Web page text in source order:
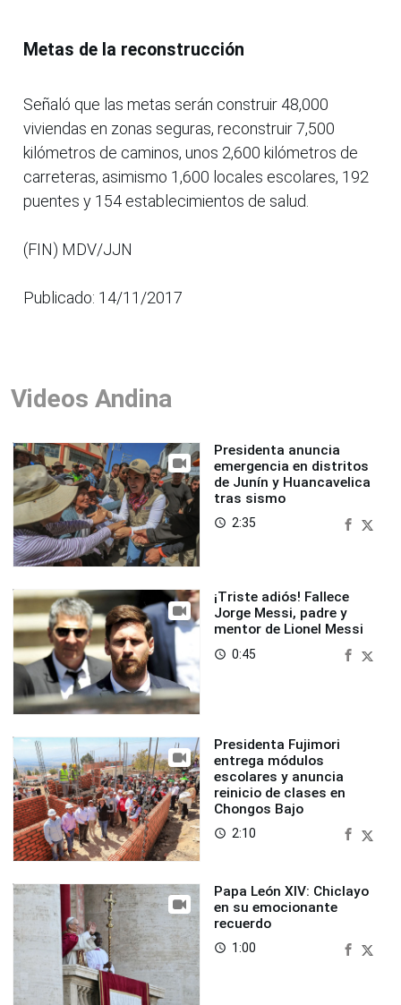
Metas de la reconstrucción
Señaló que las metas serán construir 48,000
viviendas en zonas seguras, reconstruir 7,500
kilómetros de caminos, unos 2,600 kilómetros de
carreteras, asimismo 1,600 locales escolares, 192
puentes y 154 establecimientos de salud.
(FIN) MDV/JJN
Publicado: 14/11/2017
Videos Andina
Presidenta anuncia
emergencia en distritos
de Junín y Huancavelica
tras sismo
access_time 2:35
¡Triste adiós! Fallece
Jorge Messi, padre y
mentor de Lionel Messi
access_time 0:45
Presidenta Fujimori
entrega módulos
escolares y anuncia
reinicio de clases en
Chongos Bajo
access_time 2:10
Papa León XIV: Chiclayo
en su emocionante
recuerdo
access_time 1:00